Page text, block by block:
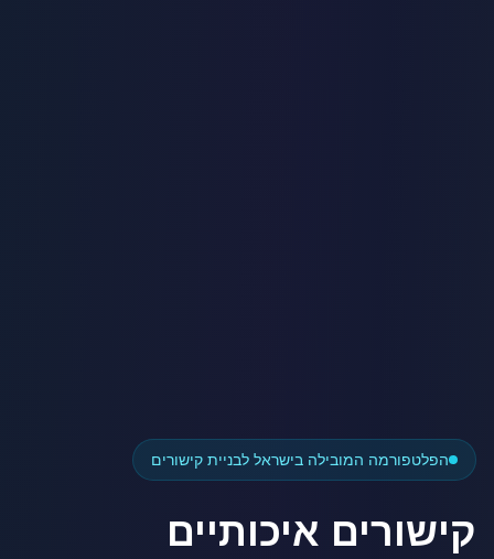
הפלטפורמה המובילה בישראל לבניית קישורים
קישורים איכותיים